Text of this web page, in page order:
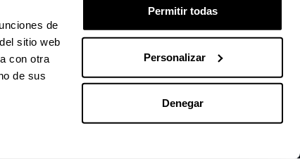
de
sitio web
con otra
de sus
Permitir todas
Personalizar
Denegar
para desplazarse.